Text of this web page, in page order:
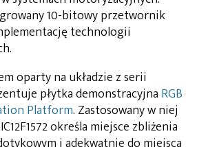
10-bitowy przetwornik
technologii
oparty na układzie z serii
płytka demonstracyjnaRGB
Platform. Zastosowany w niej
określa miejsce zbliżenia